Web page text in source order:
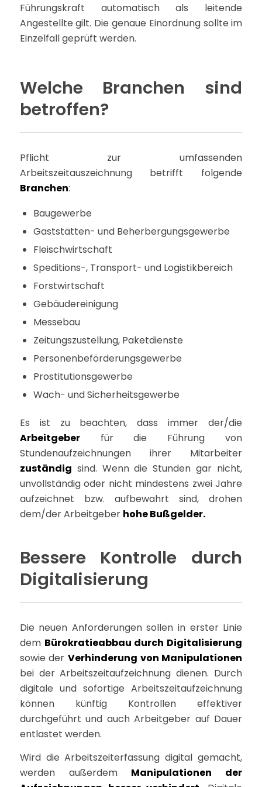
Führungskraft automatisch als leitende
Angestellte gilt. Die genaue Einordnung sollte im
Einzelfall geprüft werden.
Welche Branchen sind
betroffen?
Pflicht zur umfassenden
Arbeitszeitauszeichnung betrifft folgende
Branchen:
Baugewerbe
Gaststätten- und Beherbergungsgewerbe
Fleischwirtschaft
Speditions-, Transport- und Logistikbereich
Forstwirtschaft
Gebäudereinigung
Messebau
Zeitungszustellung, Paketdienste
Personenbeförderungsgewerbe
Prostitutionsgewerbe
Wach- und Sicherheitsgewerbe
Es ist zu beachten, dass immer der/die
Arbeitgeberfür die Führung von
Stundenaufzeichnungen ihrer Mitarbeiter
zuständig sind. Wenn die Stunden gar nicht,
unvollständig oder nicht mindestens zwei Jahre
aufzeichnet bzw. aufbewahrt sind, drohen
dem/der Arbeitgeber hohe Bußgelder.
Bessere Kontrolle durch
Digitalisierung
Die neuen Anforderungen sollen in erster Linie
dem Bürokratieabbau durch Digitalisierung
sowie der Verhinderung von Manipulationen
bei der Arbeitszeitaufzeichnung dienen. Durch
digitale und sofortige Arbeitszeitaufzeichnung
können künftig Kontrollen effektiver
durchgeführt und auch Arbeitgeber auf Dauer
entlastet werden.
Wird die Arbeitszeiterfassung digital gemacht,
werden außerdem Manipulationen der